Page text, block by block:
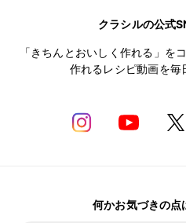
クラシルの公式
「きちんとおいしく作れる」を
作れるレシピ動画を毎
何かお気づきの点